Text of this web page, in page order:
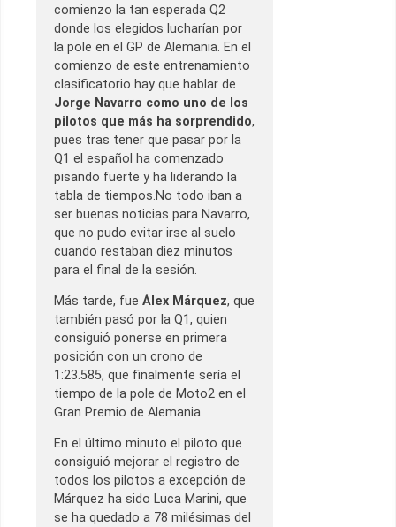
comienzo la tan esperada Q2
donde los elegidos lucharían por
la pole en el GP de Alemania. En el
comienzo de este entrenamiento
clasificatorio hay que hablar de
Jorge Navarro como uno de los
pilotos que más ha sorprendido,
pues tras tener que pasar por la
Q1 el español ha comenzado
pisando fuerte y ha liderando la
tabla de tiempos.No todo iban a
ser buenas noticias para Navarro,
que no pudo evitar irse al suelo
cuando restaban diez minutos
para el final de la sesión.
Más tarde, fue Álex Márquez, que
también pasó por la Q1, quien
consiguió ponerse en primera
posición con un crono de
1:23.585, que finalmente sería el
tiempo de la pole de Moto2 en el
Gran Premio de Alemania.
En el último minuto el piloto que
consiguió mejorar el registro de
todos los pilotos a excepción de
Márquez ha sido Luca Marini, que
se ha quedado a 78 milésimas del